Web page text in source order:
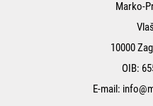
Marko-
10000
OIB:
E-mail: